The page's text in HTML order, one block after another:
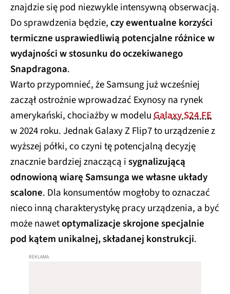
znajdzie się pod niezwykle intensywną obserwacją.
Do sprawdzenia będzie,czy ewentualne korzyści
termiczne usprawiedliwią potencjalne różnice w
wydajności w stosunku do oczekiwanego
Snapdragona.
Warto przypomnieć, że Samsung już wcześniej
zaczął ostrożnie wprowadzać Exynosy na rynek
amerykański, chociażby w modeluGalaxy S24 FE
w 2024 roku. Jednak Galaxy Z Flip7 to urządzenie z
wyższej półki, co czyni tę potencjalną decyzję
znacznie bardziej znaczącą isygnalizującą
odnowioną wiarę Samsunga we własne układy
scalone. Dla konsumentów mogłoby to oznaczać
nieco inną charakterystykę pracy urządzenia, a być
może nawetoptymalizacje skrojone specjalnie
pod kątem unikalnej, składanej konstrukcji.